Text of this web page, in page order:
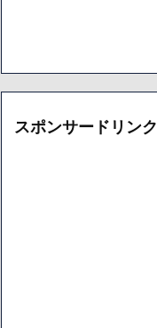
スポンサードリンク